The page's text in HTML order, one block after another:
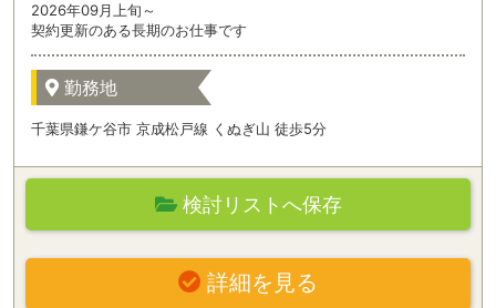
2026年09月上旬～
契約更新のある長期のお仕事です
勤務地
千葉県鎌ケ谷市 京成松戸線 くぬぎ山 徒歩5分
検討リストへ保存
詳細を見る